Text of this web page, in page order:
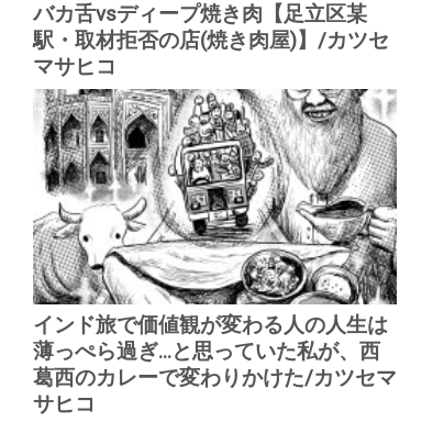
バカ舌vsディープ焼き肉【足立区某
駅・取材拒否の店(焼き肉屋)】/カツセ
マサヒコ
インド旅で価値観が変わる人の人生は
薄っぺら過ぎ...と思っていた私が、西
葛西のカレーで変わりかけた/カツセマ
サヒコ